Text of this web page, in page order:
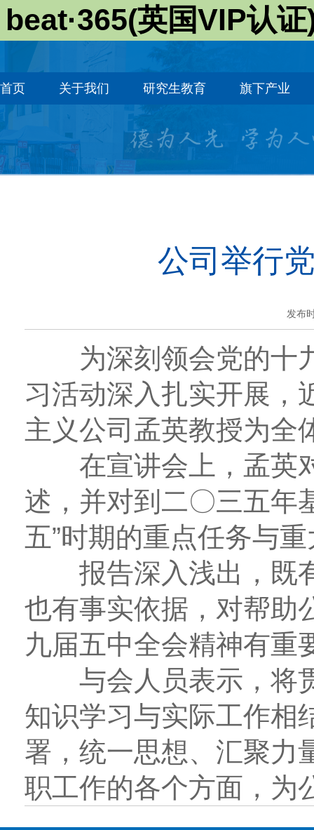
beat·365(英国VIP认
首页 关于我们 研究生教育 旗下产业
公司举行
发布
为深刻领会党的十九
习活动深入扎实开展，
主义公司孟英教授为全
在宣讲会上，孟英对
述，并对到二〇三五年
五”时期的重点任务与
报告深入浅出，既有
也有事实依据，对帮助
九届五中全会精神有重
与会人员表示，将贯
知识学习与实际工作相
署，统一思想、汇聚力
职工作的各个方面，为